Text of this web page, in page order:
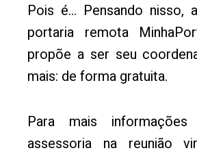
Pois é… Pensando nisso,
portaria remota
propõe a ser seu
mais: de forma gratuita.
Para mais
assessoria na reunião